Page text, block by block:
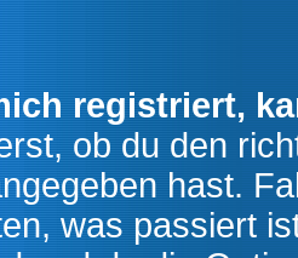
registriert,
ob du den
hast.
was passiert